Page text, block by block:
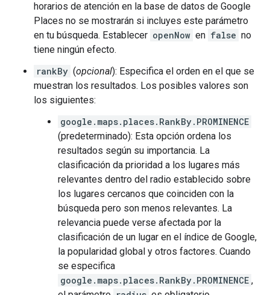
horarios de atención en la base de datos de Google
Places no se mostrarán si incluyes este parámetro
en tu búsqueda. Establecer openNow en false no
tiene ningún efecto.
rankBy (opcional): Especifica el orden en el que se
muestran los resultados. Los posibles valores son
los siguientes:
google.maps.places.RankBy.PROMINENCE
(predeterminado): Esta opción ordena los
resultados según su importancia. La
clasificación da prioridad a los lugares más
relevantes dentro del radio establecido sobre
los lugares cercanos que coinciden con la
búsqueda pero son menos relevantes. La
relevancia puede verse afectada por la
clasificación de un lugar en el índice de Google,
la popularidad global y otros factores. Cuando
se especifica
google.maps.places.RankBy.PROMINENCE ,